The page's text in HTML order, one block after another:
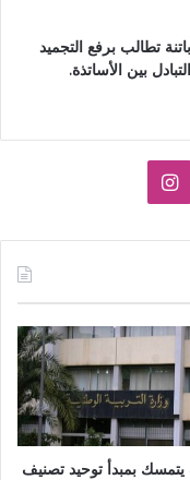
تطالب برفع التجميد
بين الأساتذة.
انستقرام
يتمسك بمبدأ توحيد تصنيف